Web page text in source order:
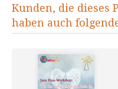
Kunden, die dieses
haben auch